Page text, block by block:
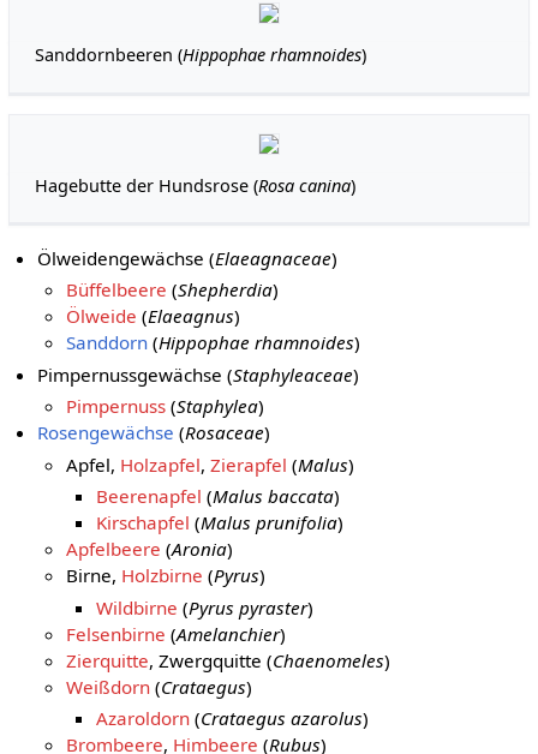
Sanddornbeeren (Hippophae rhamnoides)
Hagebutte der Hundsrose (Rosa canina)
Ölweidengewächse (Elaeagnaceae)
Büffelbeere (Shepherdia)
Ölweide (Elaeagnus)
Sanddorn (Hippophae rhamnoides)
Pimpernussgewächse (Staphyleaceae)
Pimpernuss (Staphylea)
Rosengewächse (Rosaceae)
Apfel, Holzapfel,Zierapfel (Malus)
Beerenapfel (Malus baccata)
Kirschapfel (Malus prunifolia)
Apfelbeere (Aronia)
Birne, Holzbirne (Pyrus)
Wildbirne (Pyrus pyraster)
Felsenbirne (Amelanchier)
Zierquitte, Zwergquitte (Chaenomeles)
Weißdorn (Crataegus)
Azaroldorn(Crataegus azarolus)
Brombeere, Himbeere (Rubus)